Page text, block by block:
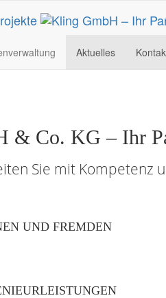
Aktuelles
& Co. KG – Ihr
Sie mit Kompetenz
UND FREMDEN